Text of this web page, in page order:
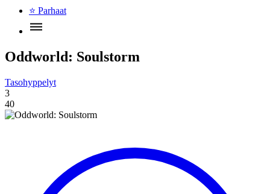
⭐ Parhaat
Oddworld: Soulstorm
Tasohyppelyt
3
40